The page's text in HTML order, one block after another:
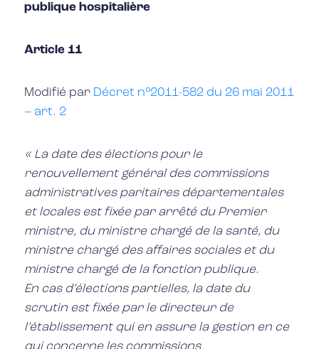
publique hospitalière
Article 11
Modifié par Décret n°2011-582 du 26 mai 2011
– art. 2
« La date des élections pour le
renouvellement général des commissions
administratives paritaires départementales
et locales est fixée par arrêté du Premier
ministre, du ministre chargé de la santé, du
ministre chargé des affaires sociales et du
ministre chargé de la fonction publique.
En cas d’élections partielles, la date du
scrutin est fixée par le directeur de
l’établissement qui en assure la gestion en ce
qui concerne les commissions